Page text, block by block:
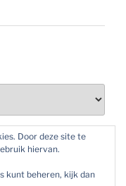
Door deze site te
hiervan.
kunt beheren, kijk dan